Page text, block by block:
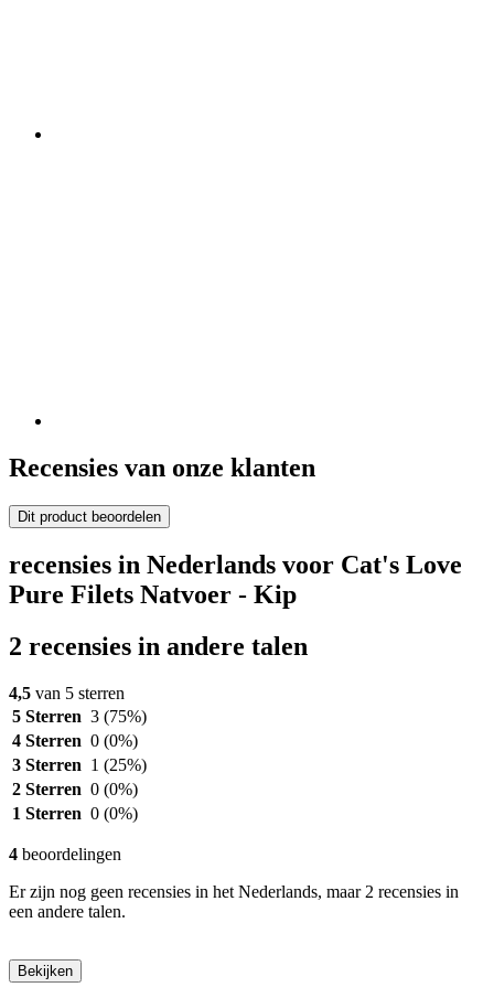
Recensies van onze klanten
Dit product beoordelen
recensies in Nederlands voor Cat's Love
Pure Filets Natvoer - Kip
2 recensies in andere talen
4,5 van 5 sterren
5 Sterren 3 (75%)
4 Sterren 0 (0%)
3 Sterren 1 (25%)
2 Sterren 0 (0%)
1 Sterren 0 (0%)
4 beoordelingen
Er zijn nog geen recensies in het Nederlands, maar 2 recensies in
een andere talen.
Bekijken